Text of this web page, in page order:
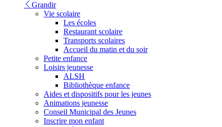
Grandir
Vie scolaire
Les écoles
Restaurant scolaire
Transports scolaires
Accueil du matin et du soir
Petite enfance
Loisirs jeunesse
ALSH
Bibliothèque enfance
Aides et dispositifs pour les jeunes
Animations jeunesse
Conseil Municipal des Jeunes
Inscrire mon enfant